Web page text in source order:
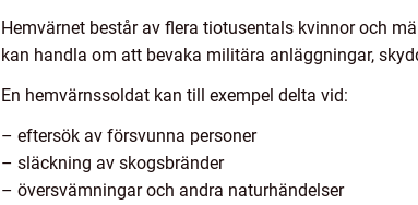
Hemvärnet består av flera tiotusentals kvinnor och
kan handla om att bevaka militära anläggningar,
En hemvärnssoldat kan till exempel delta vid:
– eftersök av försvunna personer
– släckning av skogsbränder
– översvämningar och andra naturhändelser